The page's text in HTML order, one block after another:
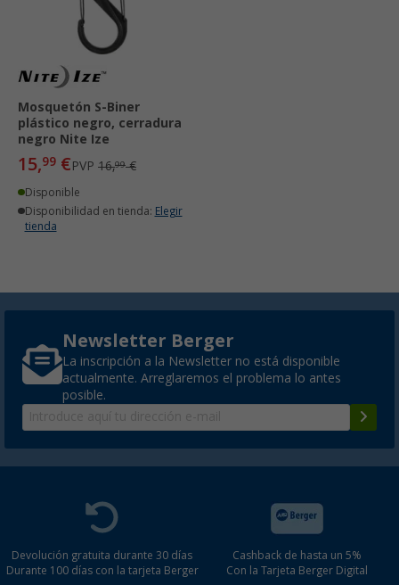
Mosquetón S-Biner
plástico negro, cerradura
negro Nite Ize
15,99 €PVP 16,99€
Disponible
Disponibilidad en tienda: Elegir
tienda
Newsletter Berger
La inscripción a la Newsletter no está disponible
actualmente. Arreglaremos el problema lo antes
posible.
Devolución gratuita durante 30 días
Durante 100 días con la tarjeta Berger
Cashback de hasta un 5%
Con la Tarjeta Berger Digital